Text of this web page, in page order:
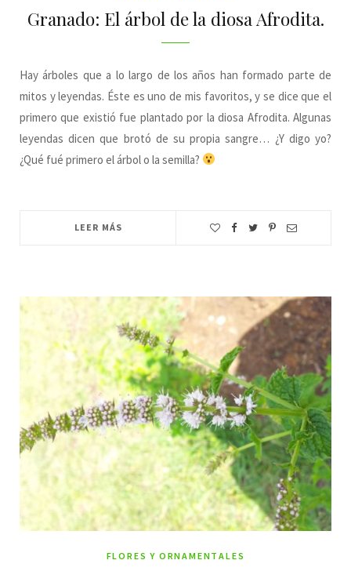
Granado: El árbol de la diosa Afrodita.
Hay árboles que a lo largo de los años han formado parte de
mitos y leyendas. Éste es uno de mis favoritos, y se dice que el
primero que existió fue plantado por la diosa Afrodita. Algunas
leyendas dicen que brotó de su propia sangre… ¿Y digo yo?
¿Qué fué primero el árbol o la semilla?
LEER MÁS
FLORES Y ORNAMENTALES